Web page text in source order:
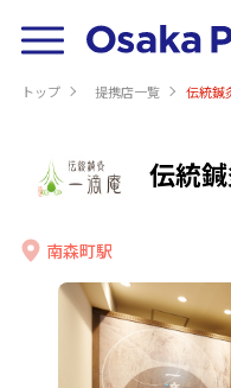
トップ 提携店⼀覧 伝統鍼
伝統
南森町駅